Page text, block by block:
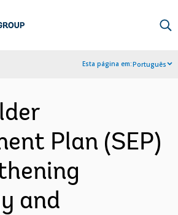
Esta página em:Português
Plan (SEP)
and